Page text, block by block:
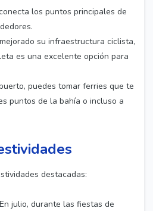
los puntos principales de
su infraestructura ciclista,
es una excelente opción para
puedes tomar ferries que te
puntos de la bahía o incluso a
destacadas:
julio, durante las fiestas de